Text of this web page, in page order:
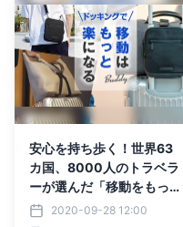
安心を持ち歩く！世界63
カ国、8000人のトラベラ
ーが選んだ「移動をもっと
楽にする」バッグがMaku
2020-09-28 12:00